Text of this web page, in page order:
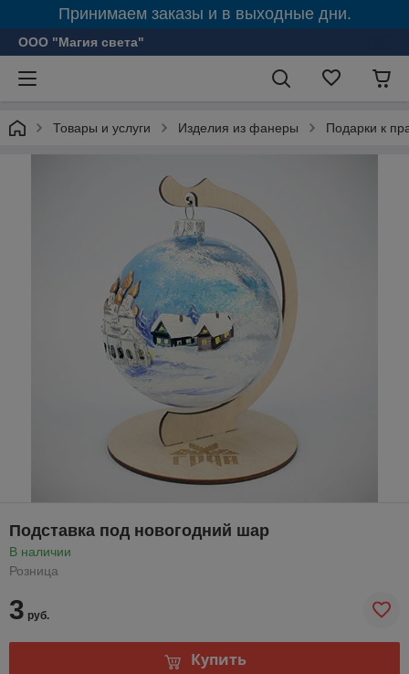
Принимаем заказы и в выходные дни.
ООО "Магия света"
Товары и услуги Изделия из фанеры Подарки к
Подставка под новогодний шар
В наличии
Розница
3 руб.
Купить